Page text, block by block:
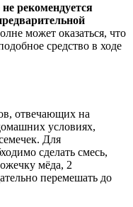
рекомендуется
может оказаться, что
средство в ходе
отвечающих на
условиях,
Для
сделать смесь,
мёда, 2
перемешать до